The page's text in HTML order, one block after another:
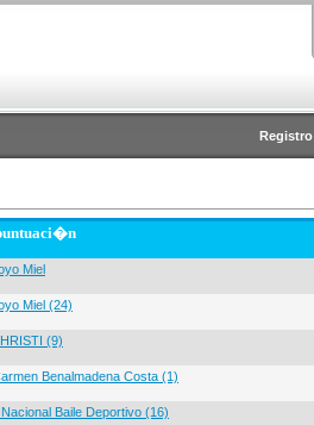
Registro
Miel
Miel (24)
(9)
Benalmadena Costa (1)
Baile Deportivo (16)